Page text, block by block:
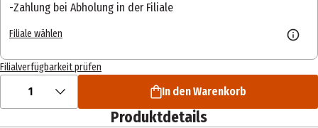
Zahlung bei Abholung in der Filiale
Filiale wählen
Filialverfügbarkeit prüfen
1 In den Warenkorb
Produktdetails